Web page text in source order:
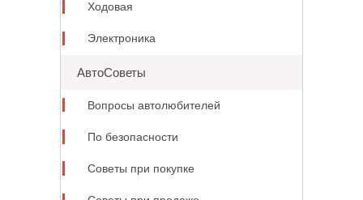
Ходовая
Электроника
АвтоСоветы
Вопросы автолюбителей
По безопасности
Советы при покупке